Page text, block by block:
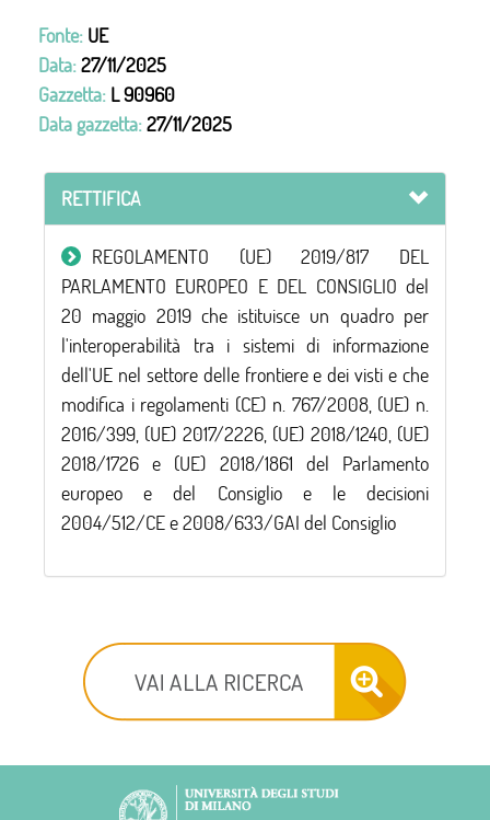
Fonte: UE
Data:27/11/2025
Gazzetta: L 90960
Data gazzetta:27/11/2025
RETTIFICA
REGOLAMENTO (UE) 2019/817 DEL
PARLAMENTO EUROPEO E DEL CONSIGLIO del
20 maggio 2019 che istituisce un quadro per
l'interoperabilità tra i sistemi di informazione
dell'UE nel settore delle frontiere e dei visti e che
modifica i regolamenti (CE) n. 767/2008, (UE) n.
2016/399, (UE) 2017/2226, (UE) 2018/1240, (UE)
2018/1726 e (UE) 2018/1861 del Parlamento
europeo e del Consiglio e le decisioni
2004/512/CE e 2008/633/GAI del Consiglio